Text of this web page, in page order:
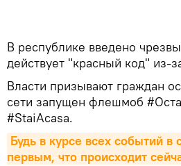
В республике введено
действует "красный код" из-
Власти призывают граждан
сети запущен флешмоб
#StaiAcasa.
Будь в курсе всех событий в
первым, что происходит